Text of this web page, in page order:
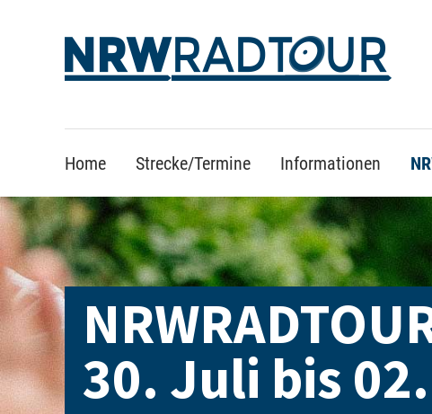
Der Eintrag "offcanvas-col1"
existiert leider nicht.
Der
existiert
Home Strecke/Termine Informationen
30. Juli bis